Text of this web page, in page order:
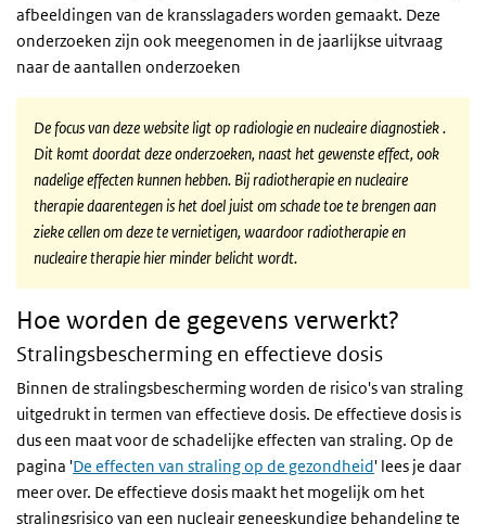
afbeeldingen van de kransslagaders worden gemaakt. Deze
onderzoeken zijn ook meegenomen in de jaarlijkse uitvraag
naar de aantallen onderzoeken
De focus van deze website ligt op radiologie en nucleaire diagnostiek .
Dit komt doordat deze onderzoeken, naast het gewenste effect, ook
nadelige effecten kunnen hebben. Bij radiotherapie en nucleaire
therapie daarentegen is het doel juist om schade toe te brengen aan
zieke cellen om deze te vernietigen, waardoor radiotherapie en
nucleaire therapie hier minder belicht wordt.
Hoe worden de gegevens verwerkt?
Stralingsbescherming en effectieve dosis
Binnen de stralingsbescherming worden de risico's van straling
uitgedrukt in termen van effectieve dosis. De effectieve dosis is
dus een maat voor de schadelijke effecten van straling. Op de
pagina 'De effecten van straling op de gezondheid' lees je daar
meer over. De effectieve dosis maakt het mogelijk om het
stralingsrisico van een nucleair geneeskundige behandeling te